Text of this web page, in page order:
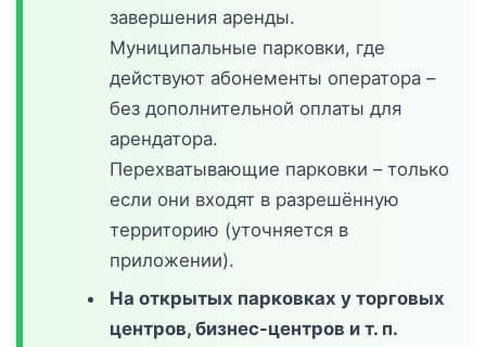
завершения аренды.
Муниципальные парковки, где
действуют абонементы оператора –
без дополнительной оплаты для
арендатора.
Перехватывающие парковки – только
если они входят в разрешённую
территорию (уточняется в
приложении).
На открытых парковках у торговых
центров, бизнес-центров и т. п.